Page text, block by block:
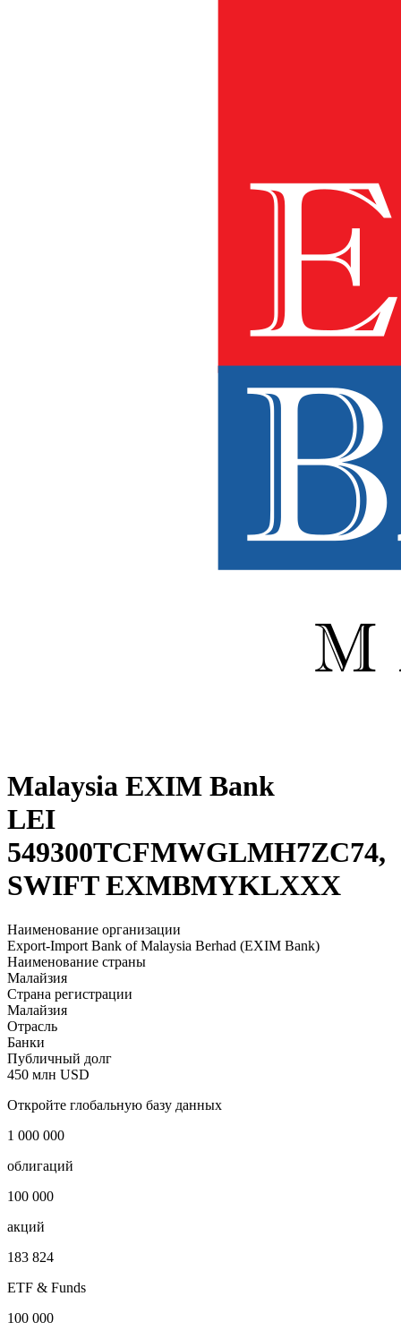
Malaysia EXIM Bank
LEI
549300TCFMWGLMH7ZC74,
SWIFT EXMBMYKLXXX
Наименование организации
Export-Import Bank of Malaysia Berhad (EXIM Bank)
Наименование страны
Малайзия
Страна регистрации
Малайзия
Отрасль
Банки
Публичный долг
450 млн USD
Откройте глобальную базу данных
1 000 000
облигаций
100 000
акций
183 824
ETF & Funds
100 000